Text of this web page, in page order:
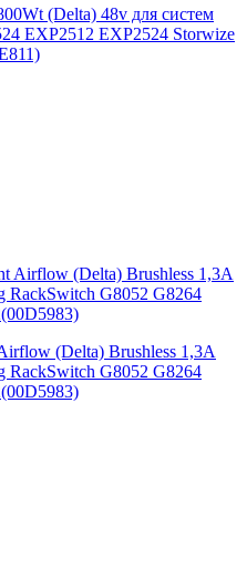
(Delta) 48v для систем
EXP2512 EXP2524 Storwize
(Delta) Brushless 1,3A
RackSwitch G8052 G8264